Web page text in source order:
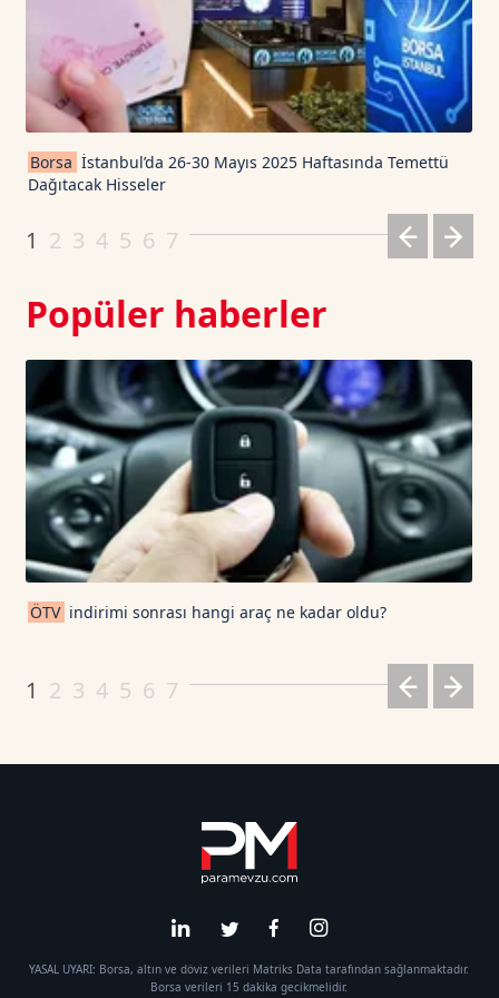
TRON TetherUS 0.3288 0.43
Cardano TetherUS 0.2 -0.7
Borsa İstanbul’da 26-30 Mayıs 2025 Haftasında Temettü
Dağıtacak Hisseler
1 2 3 4 5 6 7
Popüler haberler
ÖTV indirimi sonrası hangi araç ne kadar oldu?
1 2 3 4 5 6 7
YASAL UYARI: Borsa, altın ve döviz verileri Matriks Data tarafından sağlanmaktadır.
Borsa verileri 15 dakika gecikmelidir.